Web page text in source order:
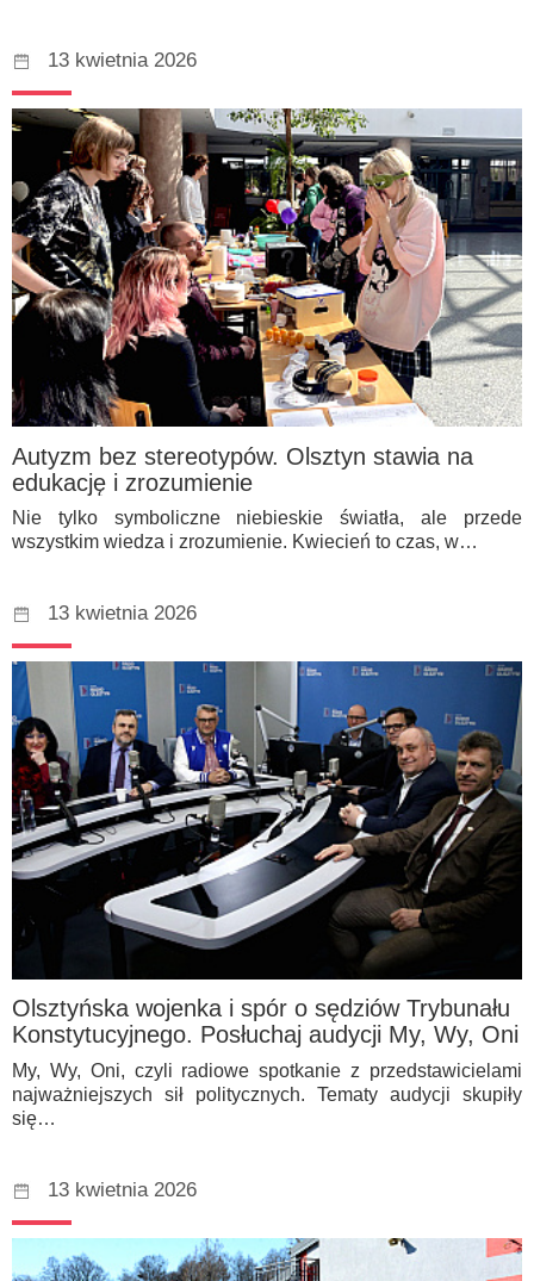
13 kwietnia 2026
Autyzm bez stereotypów. Olsztyn stawia na
edukację i zrozumienie
Nie tylko symboliczne niebieskie światła, ale przede
wszystkim wiedza i zrozumienie. Kwiecień to czas, w…
13 kwietnia 2026
Olsztyńska wojenka i spór o sędziów Trybunału
Konstytucyjnego. Posłuchaj audycji My, Wy, Oni
My, Wy, Oni, czyli radiowe spotkanie z przedstawicielami
najważniejszych sił politycznych. Tematy audycji skupiły
się…
13 kwietnia 2026